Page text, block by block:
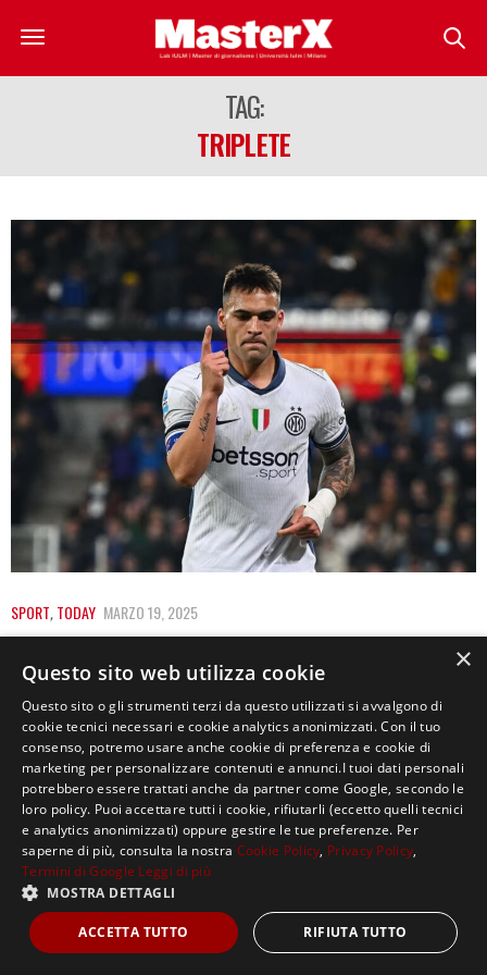
TAG:
TRIPLETE
SPORT,TODAY MARZO 19, 2025
INTER NON SEI SOLA, QUATTRO SQUADRE IN
CORSA PER IL TRIPLETE
Triplete, o se preferite treble. Dagli anni dieci del
duemila questa parola si è inserita…
Copyright ©2021, MASTERX Tutti i diritti riservati.
×
Questo sito web utilizza cookie
Questo sito o gli strumenti terzi da questo utilizzati si avvalgono di
cookie tecnici necessari e cookie analytics anonimizzati. Con il tuo
consenso, potremo usare anche cookie di preferenza e cookie di
marketing per personalizzare contenuti e annunci.I tuoi dati personali
potrebbero essere trattati anche da partner come Google, secondo le
loro policy. Puoi accettare tutti i cookie, rifiutarli (eccetto quelli tecnici
e analytics anonimizzati) oppure gestire le tue preferenze. Per
saperne di più, consulta la nostra Cookie Policy, Privacy Policy,
Termini di Google Leggi di più
MOSTRA DETTAGLI
ACCETTA TUTTO RIFIUTA TUTTO